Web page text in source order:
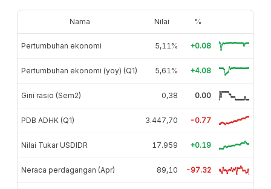
Nama Nilai %
Pertumbuhan ekonomi 5,11% +0.08
Pertumbuhan ekonomi (yoy) (Q1) 5,61% +4.08
Gini rasio (Sem2) 0,38 0.00
PDB ADHK (Q1) 3.447,70 -0.77
Nilai Tukar USDIDR 17.959 +0.19
Neraca perdagangan (Apr) 89,10 -97.32